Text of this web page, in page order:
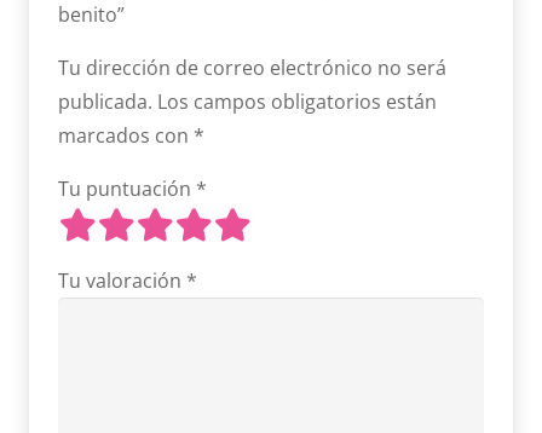
benito”
Tu dirección de correo electrónico no será
publicada. Los campos obligatorios están
marcados con *
Tu puntuación *
Tu valoración *